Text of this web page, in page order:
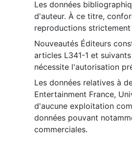
Les données
d'auteur. À ce titre,
reproductions
Nouveautés Éditeurs
articles L341-1 et
nécessite l'autorisation
Les données relatives à
Entertainment France,
d'aucune exploitation
données pouvant
commerciales.